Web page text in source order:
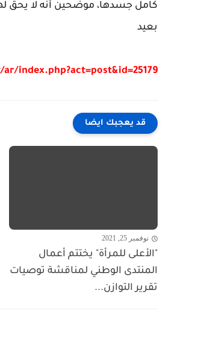
كامل جسدها، موضحين أنه لا يحق
بعيد
index.php?act=post&id=25179
قد يعجبك ايضا
نوفمبر 25, 2021
"الأعلى للمرأة" يختتم أعمال
المنتدى الوطني لمناقشة توصيات
تقرير التوازن...